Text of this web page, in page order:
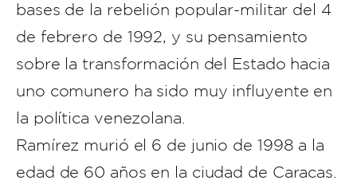
bases de la rebelión popular-militar del 4
de febrero de 1992, y su pensamiento
sobre la transformación del Estado hacia
uno comunero ha sido muy influyente en
la política venezolana.
Ramírez murió el 6 de junio de 1998 a la
edad de 60 años en la ciudad de Caracas.